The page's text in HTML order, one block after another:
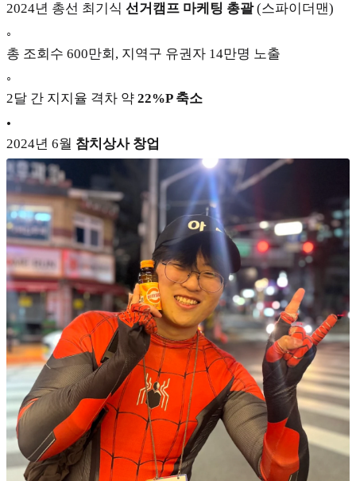
2024년 총선 최기식 선거캠프 마케팅 총괄(스파이더맨)
◦
총 조회수 600만회, 지역구 유권자 14만명 노출
◦
2달 간 지지율 격차 약 22%P 축소
•
2024년 6월 참치상사 창업